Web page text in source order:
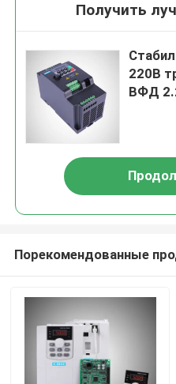
Получить
220В
ВФД
Порекомендованные